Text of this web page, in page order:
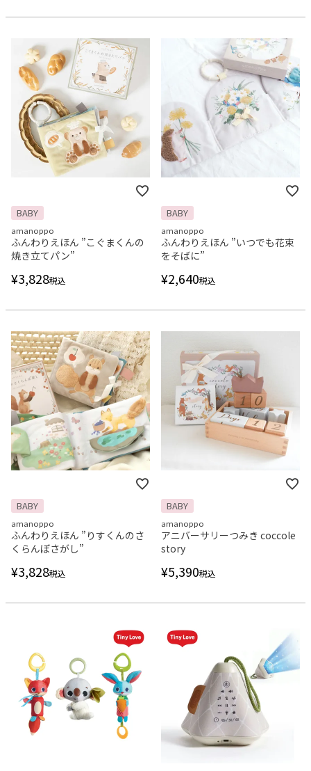
BABY
amanoppo
ふんわりえほん ”こぐまくんの
焼き立てパン”
¥3,828税込
BABY
amanoppo
ふんわりえほん ”いつでも花束
をそばに”
¥2,640税込
BABY
amanoppo
ふんわりえほん ”りすくんのさ
くらんぼさがし”
¥3,828税込
BABY
amanoppo
アニバーサリーつみき coccole
story
¥5,390税込